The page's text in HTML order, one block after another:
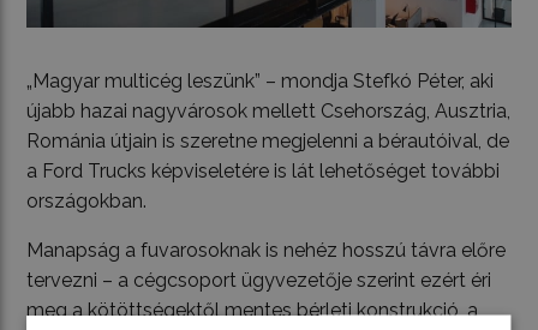
„Magyar multicég leszünk” – mondja Stefkó Péter, aki
újabb hazai nagyvárosok mellett Csehország, Ausztria,
Románia útjain is szeretne megjelenni a bérautóival, de
a Ford Trucks képviseletére is lát lehetőséget további
országokban.
Manapság a fuvarosoknak is nehéz hosszú távra előre
tervezni – a cégcsoport ügyvezetője szerint ezért éri
meg a kötöttségektől mentes bérleti konstrukció, a